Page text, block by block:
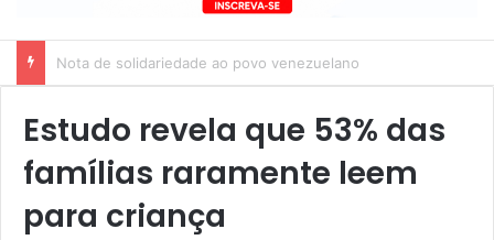
Nota de solidariedade ao povo venezuelano
Estudo revela que 53% das
famílias raramente leem
para criança